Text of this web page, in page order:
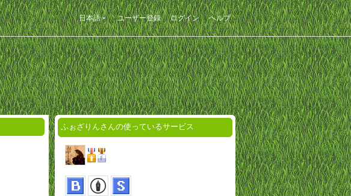
日本語 ユーザー登録 ログイン ヘルプ
ふぉざりんさんの使っているサービス